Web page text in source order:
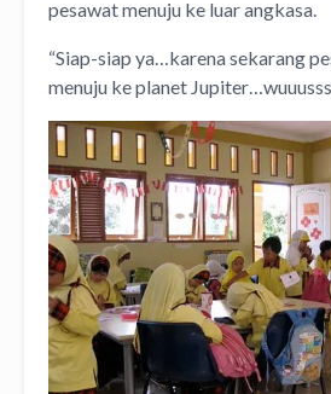
pesawat menuju ke luar angkasa.
“Siap-siap ya…karena sekarang
menuju ke planet